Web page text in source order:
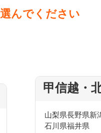
んでください
甲信越・
山梨県長野県新
石川県福井県
派遣・アル